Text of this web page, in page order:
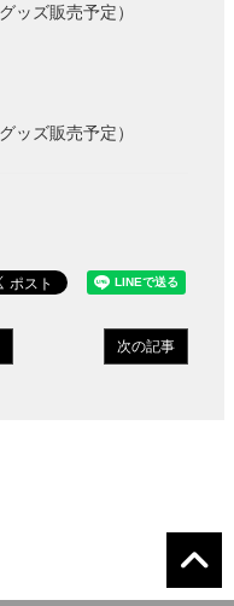
ッズ販売予定）
ッズ販売予定）
次の記事